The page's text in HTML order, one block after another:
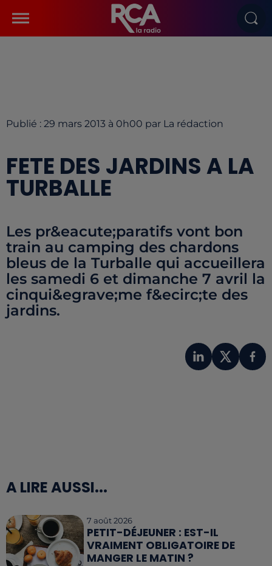
Publié : 29 mars 2013 à 0h00 par La rédaction
FETE DES JARDINS A LA
TURBALLE
Les pr&eacute;paratifs vont bon
train au camping des chardons
bleus de la Turballe qui accueillera
les samedi 6 et dimanche 7 avril la
cinqui&egrave;me f&ecirc;te des
jardins.
A LIRE AUSSI...
7 août 2026
PETIT-DÉJEUNER : EST-IL
VRAIMENT OBLIGATOIRE DE
MANGER LE MATIN ?